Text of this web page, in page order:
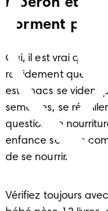
biberon et
dorment plus
Oui, il est vrai que
rapidement que le
estomacs se vident
semaines, se
question de
enfance sont un
de se nourrir.
Vérifiez toujours